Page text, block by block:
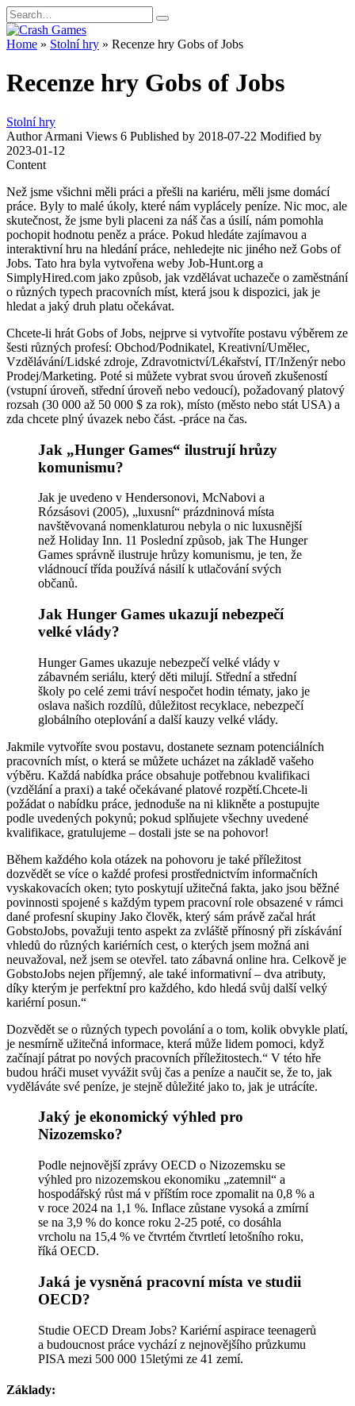
Skip
to
content
Search
for:
Home » Stolní hry » Recenze hry Gobs of Jobs
Recenze hry Gobs of Jobs
Stolní hry
Author Armani Views 6 Published by 2018-07-22 Modified by
2023-01-12
Content
Než jsme všichni měli práci a přešli na kariéru, měli jsme domácí
práce. Byly to malé úkoly, které nám vyplácely peníze. Nic moc, ale
skutečnost, že jsme byli placeni za náš čas a úsilí, nám pomohla
pochopit hodnotu peněz a práce. Pokud hledáte zajímavou a
interaktivní hru na hledání práce, nehledejte nic jiného než Gobs of
Jobs. Tato hra byla vytvořena weby Job-Hunt.org a
SimplyHired.com jako způsob, jak vzdělávat uchazeče o zaměstnání
o různých typech pracovních míst, která jsou k dispozici, jak je
hledat a jaký druh platu očekávat.
Chcete-li hrát Gobs of Jobs, nejprve si vytvoříte postavu výběrem ze
šesti různých profesí: Obchod/Podnikatel, Kreativní/Umělec,
Vzdělávání/Lidské zdroje, Zdravotnictví/Lékařství, IT/Inženýr nebo
Prodej/Marketing. Poté si můžete vybrat svou úroveň zkušeností
(vstupní úroveň, střední úroveň nebo vedoucí), požadovaný platový
rozsah (30 000 až 50 000 $ za rok), místo (město nebo stát USA) a
zda chcete plný úvazek nebo část. -práce na čas.
Jak „Hunger Games“ ilustrují hrůzy
komunismu?
Jak je uvedeno v Hendersonovi, McNabovi a
Rózsásovi (2005), „luxusní“ prázdninová místa
navštěvovaná nomenklaturou nebyla o nic luxusnější
než Holiday Inn. 11 Poslední způsob, jak The Hunger
Games správně ilustruje hrůzy komunismu, je ten, že
vládnoucí třída používá násilí k utlačování svých
občanů.
Jak Hunger Games ukazují nebezpečí
velké vlády?
Hunger Games ukazuje nebezpečí velké vlády v
zábavném seriálu, který děti milují. Střední a střední
školy po celé zemi tráví nespočet hodin tématy, jako je
oslava našich rozdílů, důležitost recyklace, nebezpečí
globálního oteplování a další kauzy velké vlády.
Jakmile vytvoříte svou postavu, dostanete seznam potenciálních
pracovních míst, o která se můžete ucházet na základě vašeho
výběru. Každá nabídka práce obsahuje potřebnou kvalifikaci
(vzdělání a praxi) a také očekávané platové rozpětí.Chcete-li
požádat o nabídku práce, jednoduše na ni klikněte a postupujte
podle uvedených pokynů; pokud splňujete všechny uvedené
kvalifikace, gratulujeme – dostali jste se na pohovor!
Během každého kola otázek na pohovoru je také příležitost
dozvědět se více o každé profesi prostřednictvím informačních
vyskakovacích oken; tyto poskytují užitečná fakta, jako jsou běžné
povinnosti spojené s každým typem pracovní role obsazené v rámci
dané profesní skupiny Jako člověk, který sám právě začal hrát
GobstoJobs, považuji tento aspekt za zvláště přínosný při získávání
vhledů do různých kariérních cest, o kterých jsem možná ani
neuvažoval, než jsem se otevřel. tato zábavná online hra. Celkově je
GobstoJobs nejen příjemný, ale také informativní – dva atributy,
díky kterým je perfektní pro každého, kdo hledá svůj další velký
kariérní posun.“
Dozvědět se o různých typech povolání a o tom, kolik obvykle platí,
je nesmírně užitečná informace, která může lidem pomoci, když
začínají pátrat po nových pracovních příležitostech.“ V této hře
budou hráči muset vyvážit svůj čas a peníze a naučit se, že to, jak
vyděláváte své peníze, je stejně důležité jako to, jak je utrácíte.
Jaký je ekonomický výhled pro
Nizozemsko?
Podle nejnovější zprávy OECD o Nizozemsku se
výhled pro nizozemskou ekonomiku „zatemnil“ a
hospodářský růst má v příštím roce zpomalit na 0,8 % a
v roce 2024 na 1,1 %. Inflace zůstane vysoká a zmírní
se na 3,9 % do konce roku 2-25 poté, co dosáhla
vrcholu na 15,4 % ve čtvrtém čtvrtletí letošního roku,
říká OECD.
Jaká je vysněná pracovní místa ve studii
OECD?
Studie OECD Dream Jobs? Kariérní aspirace teenagerů
a budoucnost práce vychází z nejnovějšího průzkumu
PISA mezi 500 000 15letými ze 41 zemí.
Základy: